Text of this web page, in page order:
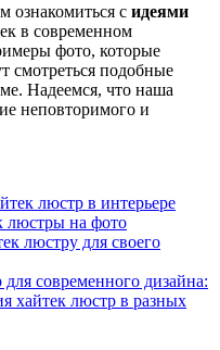
ознакомиться с идеями
в современном
фото, которые
смотреться подобные
Надеемся, что наша
неповторимого и
люстр в интерьере
люстры на фото
люстру для своего
современного дизайна:
хайтек люстр в разных